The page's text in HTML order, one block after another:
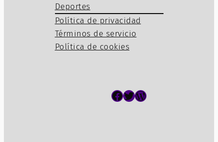
Deportes
Política de privacidad
Términos de servicio
Política de cookies
Facebook Twitter WordPress